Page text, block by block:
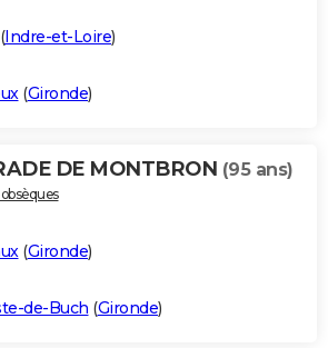
(Indre-et-Loire)
(Gironde)
DE MONTBRON (95 ans)
(Gironde)
de-Buch (Gironde)